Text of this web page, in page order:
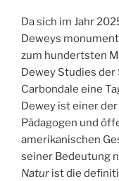
Da sich im Jahr
Deweys
zum hundertsten
Dewey Studies
Carbondale eine
Dewey ist einer
Pädagogen und
amerikanischen
seiner Bedeutung
Natur ist die